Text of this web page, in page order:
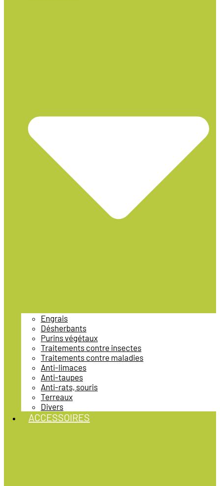
Engrais
Désherbants
Purins végétaux
Traitements contre insectes
Traitements contre maladies
Anti-limaces
Anti-taupes
Anti-rats, souris
Terreaux
Divers
ACCESSOIRES